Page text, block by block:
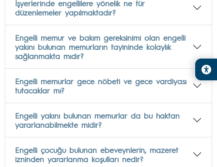
İşyerlerinde engellilere yönelik ne tür
düzenlemeler yapılmaktadır?
Engelli memur ve bakım gereksinimi olan engelli
yakını bulunan memurların tayininde kolaylık
sağlanmakta mıdır?
Engelli memurlar gece nöbeti ve gece vardiyası
tutacaklar mı?
Engelli yakını bulunan memurlar da bu haktan
yararlanabilmekte midir?
Engelli çocuğu bulunan ebeveynlerin, mazeret
izninden yararlanma koşulları nedir?